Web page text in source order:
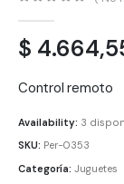
$
Control remoto
Availability: 3
SKU: Per-0353
Categoría: Juguetes